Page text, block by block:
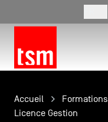
L'école
Accueil Formations
Licence Gestion